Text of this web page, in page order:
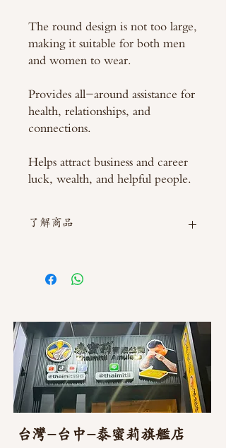
The round design is not too large,
making it suitable for both men
and women to wear.
Provides all-around assistance for
health, relationships, and
connections.
Helps attract business and career
luck, wealth, and helpful people.
了解商品
台灣-台中-泰蜜莉旗艦店